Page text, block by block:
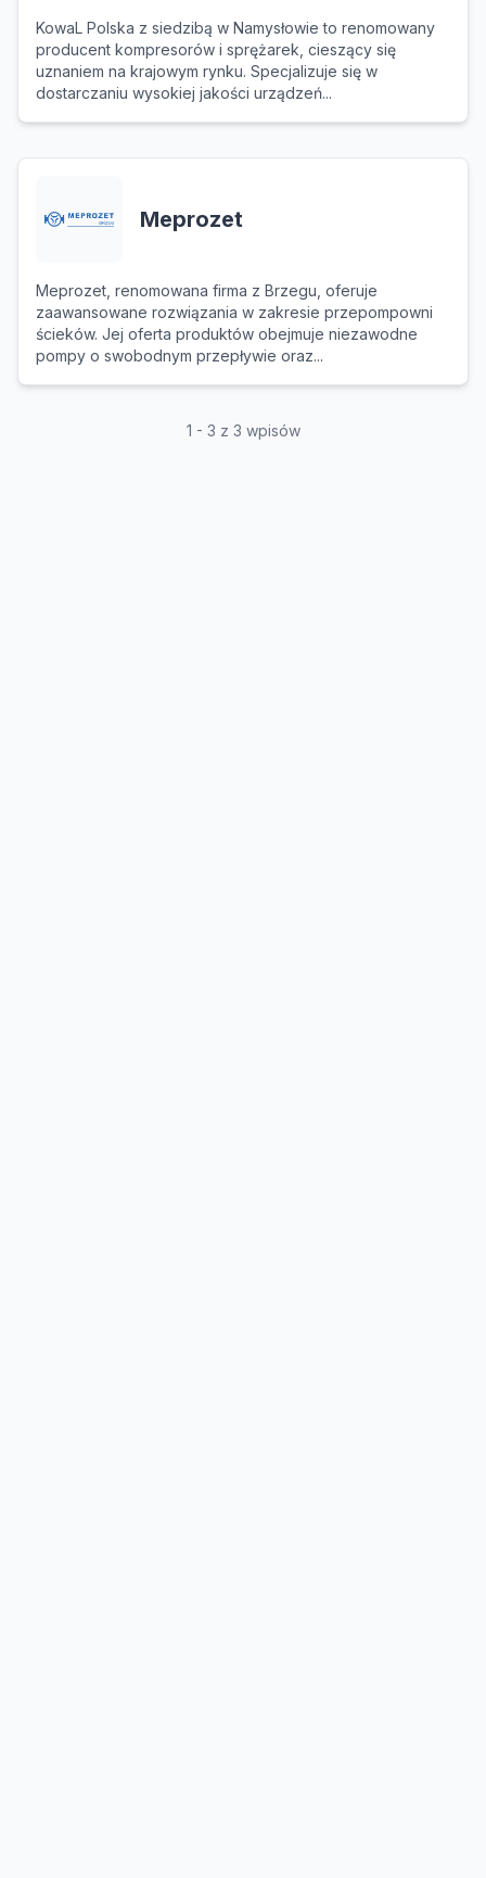
KowaL Polska z siedzibą w Namysłowie to renomowany
producent kompresorów i sprężarek, cieszący się
uznaniem na krajowym rynku. Specjalizuje się w
dostarczaniu wysokiej jakości urządzeń...
Meprozet
Meprozet, renomowana firma z Brzegu, oferuje
zaawansowane rozwiązania w zakresie przepompowni
ścieków. Jej oferta produktów obejmuje niezawodne
pompy o swobodnym przepływie oraz...
1 - 3 z 3 wpisów